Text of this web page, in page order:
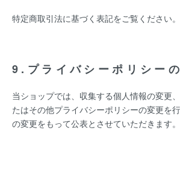
特定商取引法に基づく表記をご覧ください。
9.プライバシーポリシー
当ショップでは、収集する個人情報の変更
たはその他プライバシーポリシーの変更を
の変更をもって公表とさせていただきます。